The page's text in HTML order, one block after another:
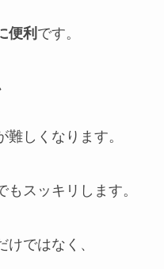
便利 です。
しくなります。
スッキリします。
ではなく、